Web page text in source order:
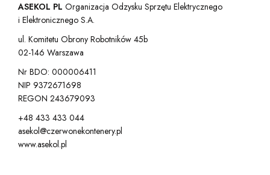
ASEKOL PL Organizacja Odzysku Sprzętu Elektrycznego
i Elektronicznego S.A.
ul. Komitetu Obrony Robotników 45b
02-146 Warszawa
Nr BDO: 000006411
NIP 9372671698
REGON 243679093
+48 433 433 044
asekol@czerwonekontenery.pl
www.asekol.pl